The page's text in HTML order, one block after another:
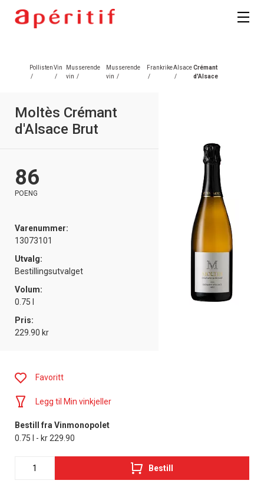
Pollisten
/
Vin
/
Musserende
vin /
Musserende
vin /
Frankrike
/
Alsace
/
Crémant
d'Alsace
Moltès Crémant
d'Alsace Brut
86
POENG
Varenummer:
13073101
Utvalg:
Bestillingsutvalget
Volum:
0.75 l
Pris:
229.90 kr
Favoritt
Legg til Min vinkjeller
Bestill fra Vinmonopolet
0.75 l - kr 229.90
Bestill